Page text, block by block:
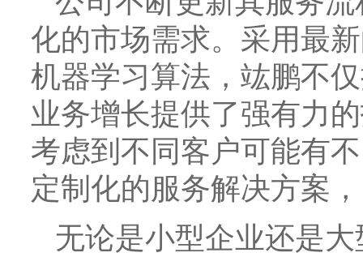
化的市场需求。采用最
机器学习算法，竑鹏不
业务增长提供了强有力
考虑到不同客户可能有
定制化的服务解决方案
无论是小型企业还是